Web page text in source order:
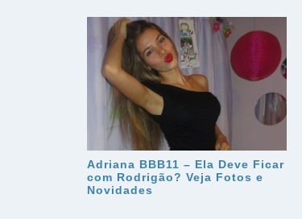
Adriana BBB11 – Ela Deve Ficar
com Rodrigão? Veja Fotos e
Novidades